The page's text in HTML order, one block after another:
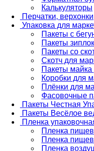
Калькуляторы
Перчатки, верхонки
Упаковка для
Пакеты с
Пакеты
Пакеты со
Скотч для
Пакеты майка
Коробки для
Плёнки для
Фасовочные
Пакеты Честная
Пакеты Весёлое
Пленка
Пленка
Пленка
Пленка